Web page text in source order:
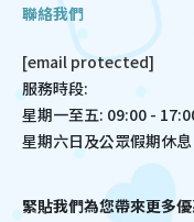
聯絡我們
[email protected]
服務時段:
星期一至五: 09:00 -
星期六日及公眾假期休息
緊貼我們為您帶來更多優